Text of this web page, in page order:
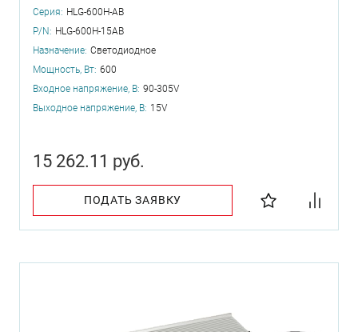
Серия: HLG-600H-AB
P/N: HLG-600H-15AB
Назначение: Светодиодное
Мощность, Вт: 600
Входное напряжение, В: 90-305V
Выходное напряжение, В: 15V
15 262.11 руб.
ПОДАТЬ ЗАЯВКУ